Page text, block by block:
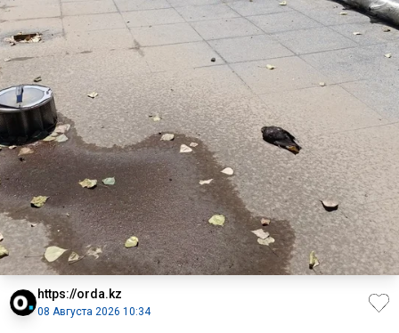
https://orda.kz
08 Августа 2026 10:34